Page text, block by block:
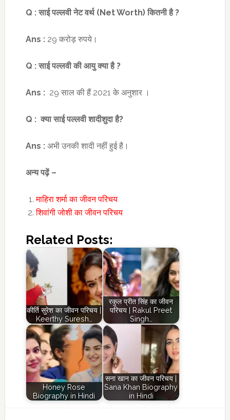
Q :साई पल्लवी नेट वर्थ (Net Worth)कितनी है ?
Ans : 29 करोड़ रुपये।
Q :साई पल्लवी की आयुक्या है ?
Ans :29 साल की हैं 2021 के अनुशार ।
Q : क्या साई पल्लवी शादीशुदा है?
Ans :अभी उनकी शादी नहीं हुई है।
अन्य पढ़ें –
माहिरा शर्मा का जीवन परिचय
शिवांगी जोशी का जीवन परिचय
Related Posts:
कीर्ति सुरेश का जीवन परिचय |
Keerthy Suresh…
रकुल प्रीत सिंह का जीवन
परिचय | Rakul Preet
Singh…
Honey Rose
Biography in Hindi
सना खान का जीवन परिचय |
Sana Khan Biography
in Hindi